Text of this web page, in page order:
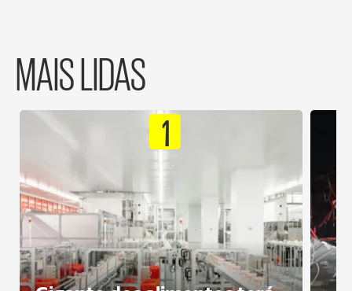
MAIS LIDAS
1